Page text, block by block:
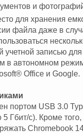
и
для хранения
файла даже в
записью
в автономном
Office и Google.
портом USB 3.0
Гбит/с). Кроме
Chromebook